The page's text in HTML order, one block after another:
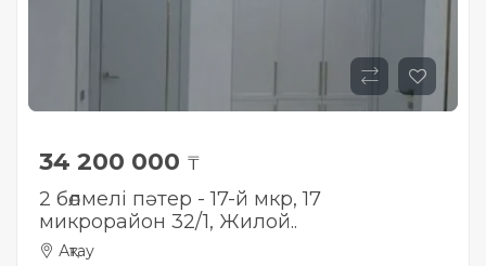
34 200 000 ₸
2 бөлмелі пәтер - 17-й мкр, 17
микрорайон 32/1, Жилой..
Ақтау